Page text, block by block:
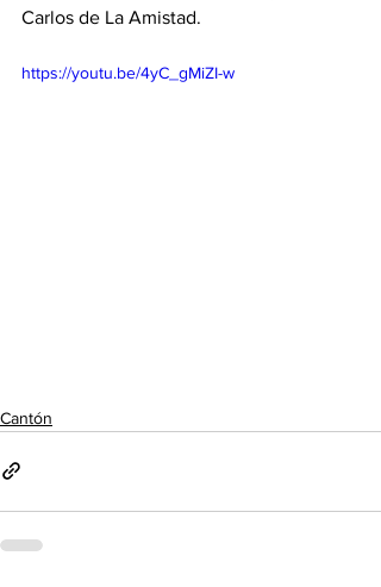
Carlos de La Amistad.
https://youtu.be/4yC_gMiZI-w
Cantón